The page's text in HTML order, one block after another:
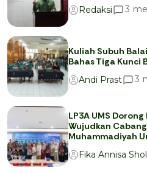
Redaksi
3
Kuliah Subuh
Bahas Tiga Kunci
Andi Prast
3
LP3A UMS
Wujudkan
Muhammadiyah
Fika Annisa